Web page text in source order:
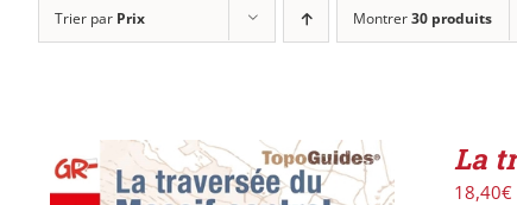
Trier par Prix Montrer30 produits
La
18,40€